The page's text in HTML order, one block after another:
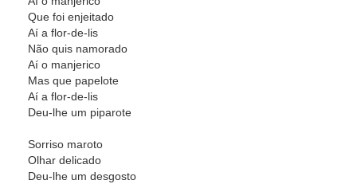
Que foi enjeitado
Aí a flor-de-lis
Não quis namorado
Aí o manjerico
Mas que papelote
Aí a flor-de-lis
Deu-lhe um piparote
Sorriso maroto
Olhar delicado
Deu-lhe um desgosto